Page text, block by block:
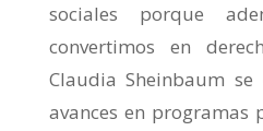
sociales porque
convertimos en
Claudia Sheinbaum
avances en programas